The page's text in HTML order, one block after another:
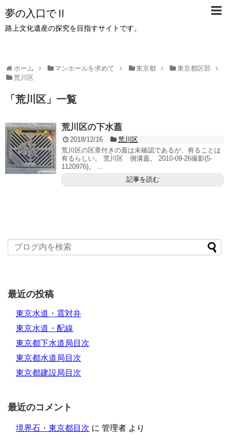
夢の入口でⅡ
路上文化遺産の探究を目指すサイトです。
ホーム マンホールを求めて 東京都
東京都区部
荒川区
「 荒川区 」 一覧
荒川区の下水蓋
2018/12/16
荒川区
荒川区の区章付きの蓋は未確認であるが、有ることは
有るらしい。 荒川区 側溝蓋。 2010-09-26撮影(5-
1120976)。 ...
記事を読む
最近の投稿
東京水道・震対弁
東京水道・配線
東京都下水道局目次
東京都水道局目次
東京都建設局目次
最近のコメント
境界石・東京都目次 に 管理者 より